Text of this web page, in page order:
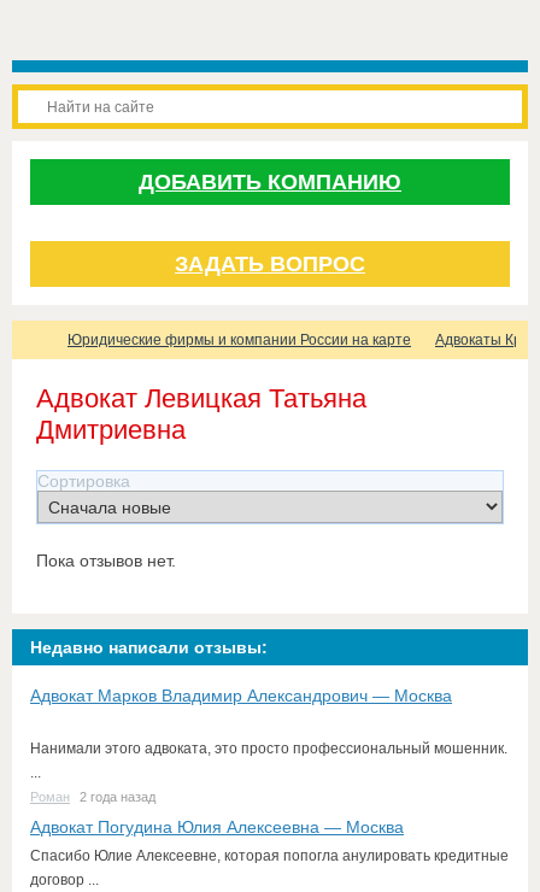
ДОБАВИТЬ КОМПАНИЮ
ЗАДАТЬ ВОПРОС
Юридические фирмы и компании России на карте Адвокаты
Адвокат Левицкая Татьяна
Дмитриевна
Сортировка
Пока отзывов нет.
Недавно написали отзывы:
Адвокат Марков Владимир Александрович — Москва
Нанимали этого адвоката, это просто профессиональный мошенник.
...
Роман 2 года назад
Адвокат Погудина Юлия Алексеевна — Москва
Спасибо Юлие Алексеевне, которая попогла анулировать кредитные
договор ...